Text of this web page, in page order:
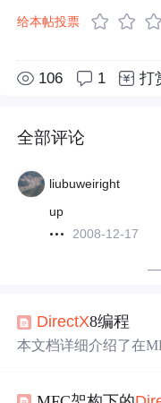
给本帖投票
106 1 打
全部评论
liubuweiright
up
2008-12-17
DirectX8编程
本文档详细介绍了在